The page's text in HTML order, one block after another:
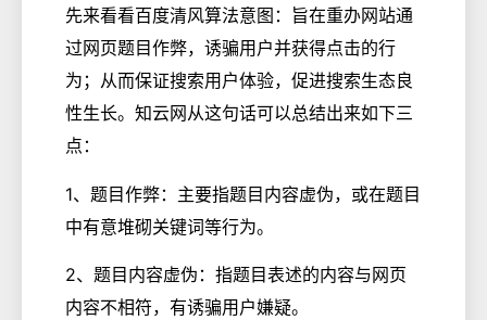
先来看看百度清风算法意图：旨在重办网站通
过网页题目作弊，诱骗用户并获得点击的行
为；从而保证搜索用户体验，促进搜索生态良
性生长。知云网从这句话可以总结出来如下三
点：
1、题目作弊：主要指题目内容虚伪，或在题目
中有意堆砌关键词等行为。
2、题目内容虚伪：指题目表述的内容与网页
内容不相符，有诱骗用户嫌疑。